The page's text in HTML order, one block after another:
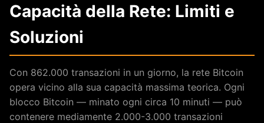
Capacità della Rete: Limiti e
Soluzioni
Con 862.000 transazioni in un giorno, la rete Bitcoin
opera vicino alla sua capacità massima teorica. Ogni
blocco Bitcoin — minato ogni circa 10 minuti — può
contenere mediamente 2.000-3.000 transazioni